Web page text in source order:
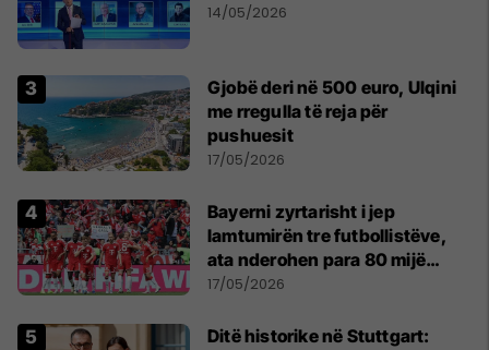
14/05/2026
Gjobë deri në 500 euro, Ulqini
me rregulla të reja për
pushuesit
17/05/2026
Bayerni zyrtarisht i jep
lamtumirën tre futbollistëve,
ata nderohen para 80 mijë
tifozëve
17/05/2026
Ditë historike në Stuttgart: